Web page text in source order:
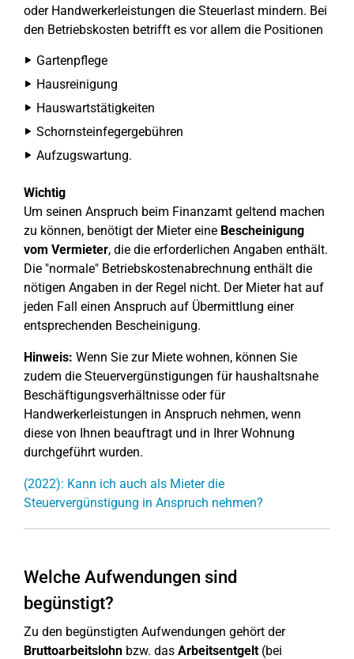
oder Handwerkerleistungen die Steuerlast mindern. Bei
den Betriebskosten betrifft es vor allem die Positionen
Gartenpflege
Hausreinigung
Hauswartstätigkeiten
Schornsteinfegergebühren
Aufzugswartung.
Wichtig
Um seinen Anspruch beim Finanzamt geltend machen
zu können, benötigt der Mieter eine Bescheinigung
vom Vermieter, die die erforderlichen Angaben enthält.
Die "normale" Betriebskostenabrechnung enthält die
nötigen Angaben in der Regel nicht. Der Mieter hat auf
jeden Fall einen Anspruch auf Übermittlung einer
entsprechenden Bescheinigung.
Hinweis: Wenn Sie zur Miete wohnen, können Sie
zudem die Steuervergünstigungen für haushaltsnahe
Beschäftigungsverhältnisse oder für
Handwerkerleistungen in Anspruch nehmen, wenn
diese von Ihnen beauftragt und in Ihrer Wohnung
durchgeführt wurden.
(2022): Kann ich auch als Mieter die
Steuervergünstigung in Anspruch nehmen?
Welche Aufwendungen sind
begünstigt?
Zu den begünstigten Aufwendungen gehört der
Bruttoarbeitslohn bzw. das Arbeitsentgelt(bei